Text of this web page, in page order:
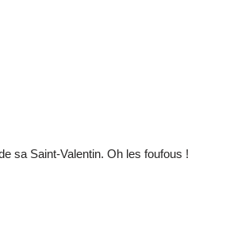
sa Saint-Valentin. Oh les foufous !